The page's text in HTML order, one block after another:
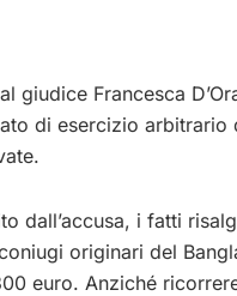
giudice Francesca
di esercizio
dall’accusa, i fatti
originari del
euro. Anziché